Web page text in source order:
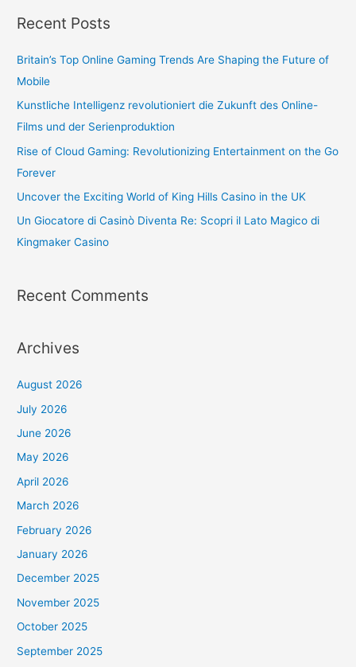
Recent Posts
Britain’s Top Online Gaming Trends Are Shaping the Future of
Mobile
Kunstliche Intelligenz revolutioniert die Zukunft des Online-
Films und der Serienproduktion
Rise of Cloud Gaming: Revolutionizing Entertainment on the Go
Forever
Uncover the Exciting World of King Hills Casino in the UK
Un Giocatore di Casinò Diventa Re: Scopri il Lato Magico di
Kingmaker Casino
Recent Comments
Archives
August 2026
July 2026
June 2026
May 2026
April 2026
March 2026
February 2026
January 2026
December 2025
November 2025
October 2025
September 2025